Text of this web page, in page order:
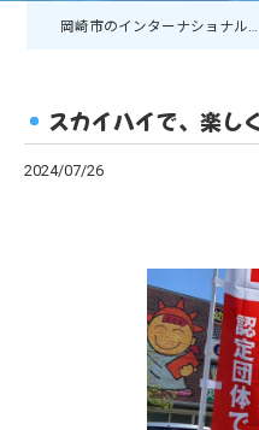
岡崎市のインターナショナルスクールならSky High
スカイハイで、楽し
2024/07/26